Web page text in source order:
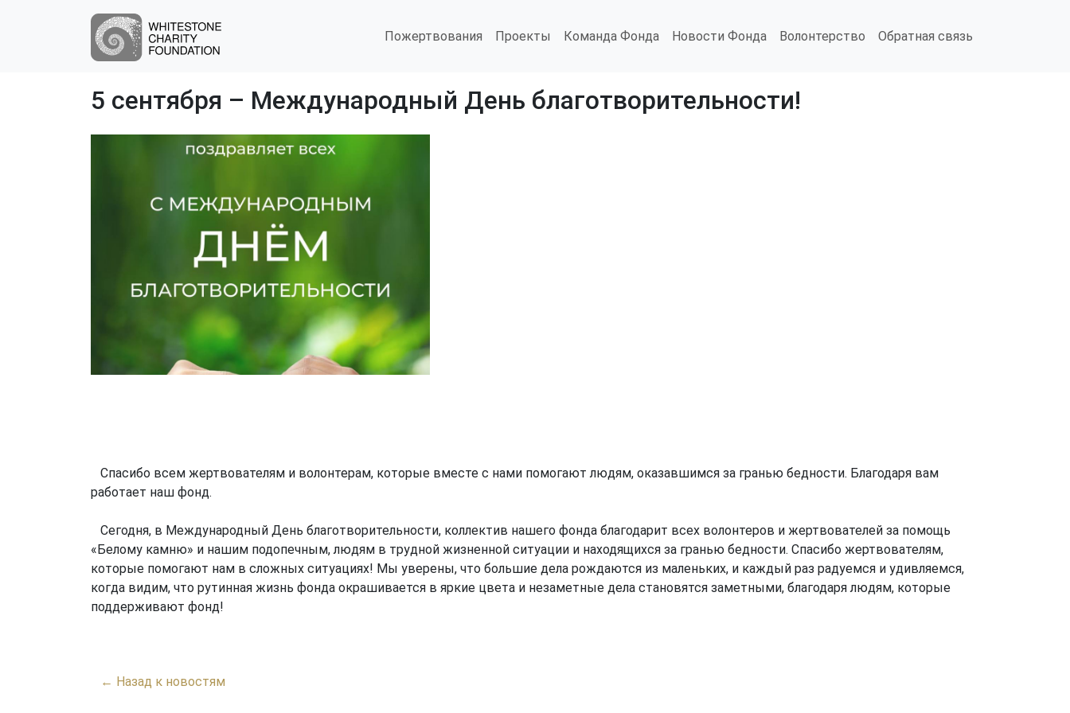
Пожертвования Проекты Команда Фонда Новости Фонда Волонтерство Обратная связь
5 сентября – Международный День благотворительности!
Спасибо всем жертвователям и волонтерам, которые вместе с нами помогают людям, оказавшимся за гранью бедности. Благодаря вам
работает наш фонд.
Сегодня, в Международный День благотворительности, коллектив нашего фонда благодарит всех волонтеров и жертвователей за помощь
«Белому камню» и нашим подопечным, людям в трудной жизненной ситуации и находящихся за гранью бедности. Спасибо жертвователям,
которые помогают нам в сложных ситуациях! Мы уверены, что большие дела рождаются из маленьких, и каждый раз радуемся и удивляемся,
когда видим, что рутинная жизнь фонда окрашивается в яркие цвета и незаметные дела становятся заметными, благодаря людям, которые
поддерживают фонд!
← Назад к новостям